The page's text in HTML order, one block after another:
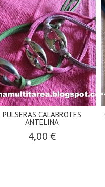
PULSERAS CALABROTES
ANTELINA
4,00 €